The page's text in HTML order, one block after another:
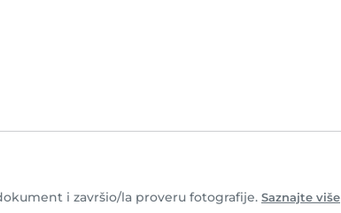
i završio/la proveru fotografije. Saznajte više